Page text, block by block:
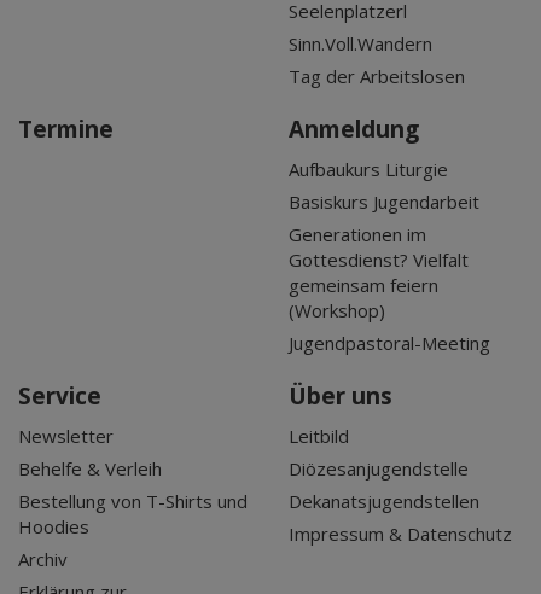
Seelenplatzerl
Sinn.Voll.Wandern
Tag der Arbeitslosen
Termine Anmeldung
Aufbaukurs Liturgie
Basiskurs Jugendarbeit
Generationen im
Gottesdienst? Vielfalt
gemeinsam feiern
(Workshop)
Jugendpastoral-Meeting
Service
Newsletter
Behelfe & Verleih
Bestellung von T-Shirts und
Hoodies
Archiv
Über uns
Leitbild
Diözesanjugendstelle
Dekanatsjugendstellen
Impressum & Datenschutz